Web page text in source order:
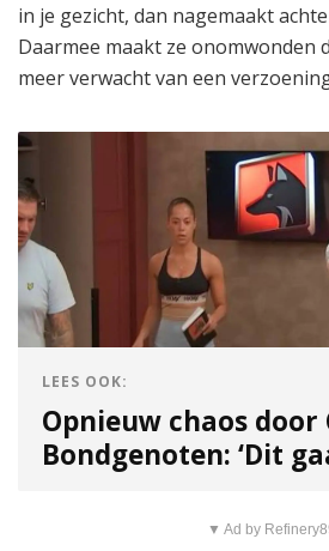
in je gezicht, dan nagemaakt
Daarmee maakt ze onomwonden
meer verwacht van een
LEES OOK:
Opnieuw chaos door
Bondgenoten: ‘Dit
▼ Ad by